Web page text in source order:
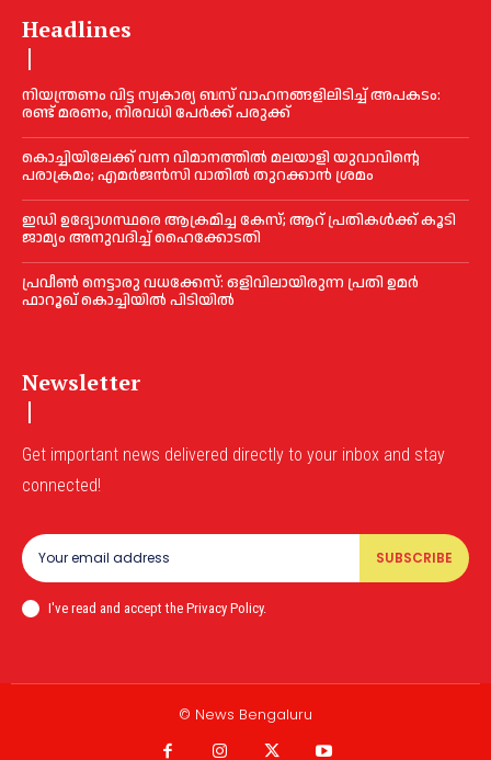
Headlines
നിയന്ത്രണം വിട്ട സ്വകാര്യ ബസ് വാഹനങ്ങളിലിടിച്ച്‌ അപകടം:
രണ്ട് മരണം, നിരവധി പേർക്ക് പരുക്ക്
കൊച്ചിയിലേക്ക് വന്ന വിമാനത്തില്‍ മലയാളി യുവാവിന്റെ
പരാക്രമം; എമര്‍ജൻസി വാതില്‍ തുറക്കാൻ ശ്രമം
ഇഡി ഉദ്യോഗസ്ഥരെ ആക്രമിച്ച കേസ്; ആറ് പ്രതികള്‍ക്ക് കൂടി
ജാമ്യം അനുവദിച്ച്‌ ഹൈക്കോടതി
പ്രവീണ്‍ നെട്ടാരു വധക്കേസ്: ഒളിവിലായിരുന്ന പ്രതി ഉമര്‍
ഫാറൂഖ് കൊച്ചിയില്‍ പിടിയില്‍
Newsletter
Get important news delivered directly to your inbox and stay
connected!
SUBSCRIBE
I've read and accept the Privacy Policy.
© News Bengaluru